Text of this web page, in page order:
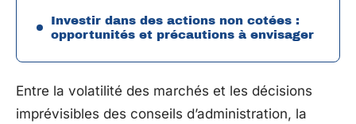
Investir dans des actions non cotées :
opportunités et précautions à envisager
Entre la volatilité des marchés et les décisions
imprévisibles des conseils d’administration, la